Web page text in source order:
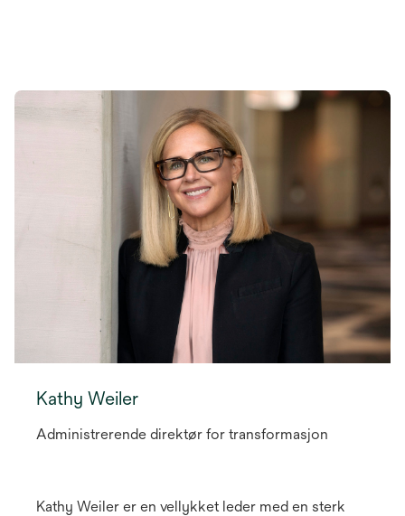
Kathy Weiler
Administrerende direktør for transformasjon
Kathy Weiler er en vellykket leder med en sterk